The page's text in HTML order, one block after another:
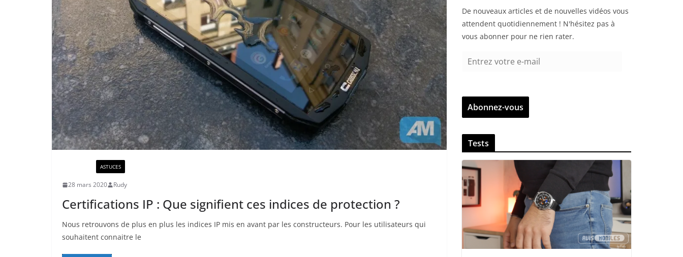
ASTUCES
28 mars 2020 Rudy
Certifications IP : Que signifient ces indices de protection ?
Nous retrouvons de plus en plus les indices IP mis en avant par les constructeurs. Pour les utilisateurs qui
souhaitent connaitre le
De nouveaux articles et de nouvelles vidéos vous
attendent quotidiennement ! N'hésitez pas à
vous abonner pour ne rien rater.
r
z
v
t
r
e
e
-
a
i
Abonnez-vous
Tests